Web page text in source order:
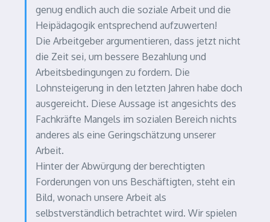
genug endlich auch die soziale Arbeit und die
Heipädagogik entsprechend aufzuwerten!
Die Arbeitgeber argumentieren, dass jetzt nicht
die Zeit sei, um bessere Bezahlung und
Arbeitsbedingungen zu fordern. Die
Lohnsteigerung in den letzten Jahren habe doch
ausgereicht. Diese Aussage ist angesichts des
Fachkräfte Mangels im sozialen Bereich nichts
anderes als eine Geringschätzung unserer
Arbeit.
Hinter der Abwürgung der berechtigten
Forderungen von uns Beschäftigten, steht ein
Bild, wonach unsere Arbeit als
selbstverständlich betrachtet wird. Wir spielen